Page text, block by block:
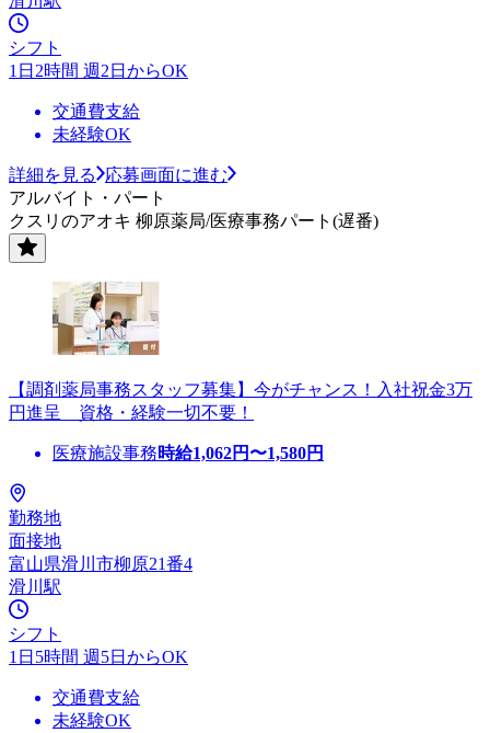
シフト
1日2時間 週2日からOK
交通費支給
未経験OK
詳細を見る
応募画面に進む
アルバイト・パート
クスリのアオキ 柳原薬局/医療事務パート(遅番)
【調剤薬局事務スタッフ募集】今がチャンス！入社祝金3万
円進呈 資格・経験一切不要！
医療施設事務時給1,062円〜1,580円
勤務地
面接地
富山県滑川市柳原21番4
滑川駅
シフト
1日5時間 週5日からOK
交通費支給
未経験OK